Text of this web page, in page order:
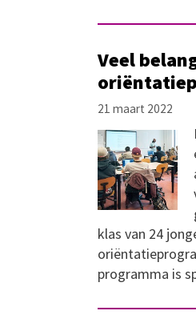
Veel
21 maart 2022
klas van 24
programma is